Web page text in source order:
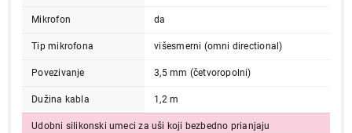
Mikrofon da
Tip mikrofona višesmerni (omni directional)
Povezivanje 3,5 mm (četvoropolni)
Dužina kabla 1,2 m
Udobni silikonski umeci za uši koji bezbedno prianjaju